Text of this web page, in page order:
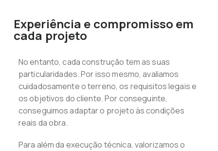
Experiência e compromisso em
cada projeto
No entanto, cada construção tem as suas
particularidades. Por isso mesmo, avaliamos
cuidadosamente o terreno, os requisitos legais e
os objetivos do cliente. Por conseguinte,
conseguimos adaptar o projeto às condições
reais da obra.
Para além da execução técnica, valorizamos o